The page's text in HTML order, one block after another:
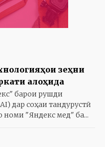
зеҳни
алоҳида
барои рушди
дар соҳаи тандурустӣ
номи "Яндекс мед" ба...